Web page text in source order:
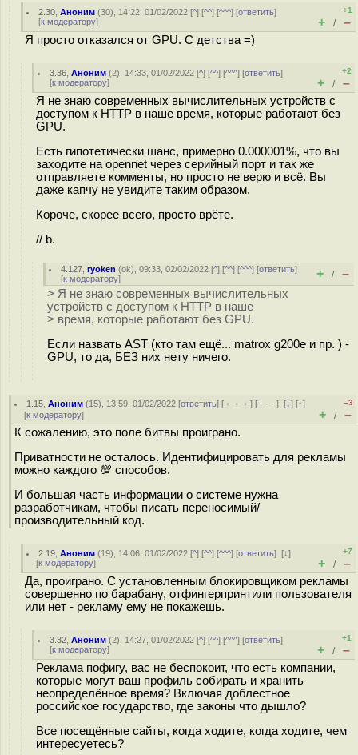
2.30 ,Аноним (30), 14:22, 01/02/2022 [^] [^^] [^^^] [ответить]
[к модератору]
+1
+ / –
Я просто отказался от GPU. С детства =)
3.36 ,Аноним (2), 14:33, 01/02/2022 [^] [^^] [^^^] [ответить]
[к модератору]
+2
+ / –
Я не знаю современных вычислительных устройств с
доступом к HTTP в наше время, которые работают без
GPU.
Есть гипотетически шанс, примерно 0.000001%, что вы
заходите на opennet через серийный порт и так же
отправляете комменты, но просто не верю и всё. Вы
даже капчу не увидите таким образом.
Короче, скорее всего, просто врёте.
// b.
4.127 ,ryoken (ok), 09:33, 02/02/2022 [^] [^^] [^^^] [ответить]
[к модератору] + / –
> Я не знаю современных вычислительных
устройств с доступом к HTTP в наше
> время, которые работают без GPU.
Если назвать AST (кто там ещё... matrox g200e и пр. ) -
GPU, то да, БЕЗ них нету ничего.
1.15 ,Аноним (15), 13:59, 01/02/2022 [ответить] [ ﹢﹢﹢] [ · · ·][↓] [↑]
[к модератору]
–3
+ / –
К сожалению, это поле битвы проиграно.
Приватности не осталось. Идентифицировать для рекламы
можно каждого 💯 способов.
И большая часть информации о системе нужна
разработчикам, чтобы писать переносимый/
производительный код.
2.19 ,Аноним (19), 14:06, 01/02/2022 [^] [^^] [^^^] [ответить][↓]
[к модератору]
+7
+ / –
Да, проиграно. С установленным блокировщиком рекламы
совершенно по барабану, отфингерпринтили пользователя
или нет - рекламу ему не покажешь.
3.32 ,Аноним (2), 14:27, 01/02/2022 [^] [^^] [^^^] [ответить]
[к модератору]
+1
+ / –
Реклама пофигу, вас не беспокоит, что есть компании,
которые могут ваш профиль собирать и хранить
неопределённое время? Включая доблестное
российское государство, где законы что дышло?
Все посещённые сайты, когда ходите, когда ходите, чем
интересуетесь?